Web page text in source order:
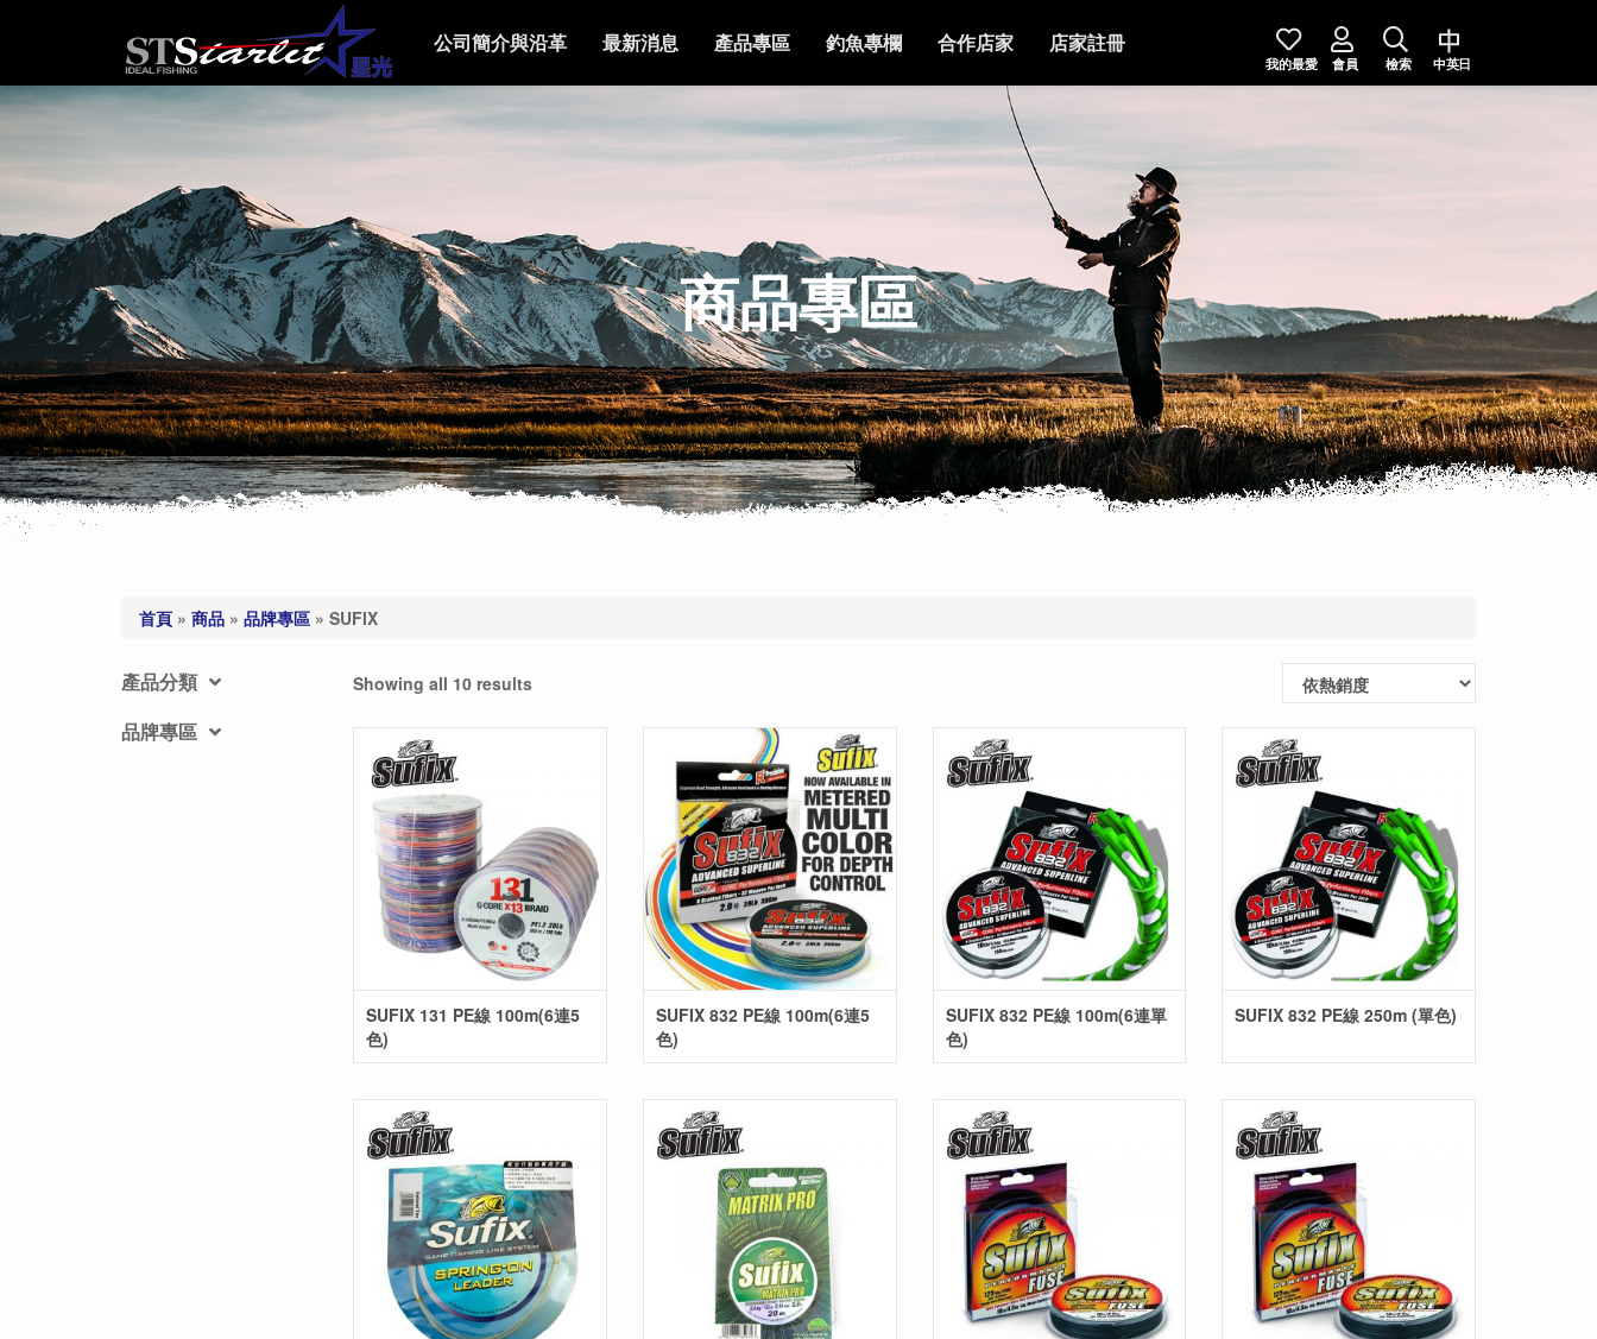
公司簡介與沿革 最新消息 產品專區 釣魚專欄 合作店家 店家註冊
我的最愛 會員 檢索 中英日
商品專區
首頁 » 商品 » 品牌專區 » SUFIX
產品分類
品牌專區
Showing all 10 results
SUFIX 131 PE線 100m(6連5
色)
SUFIX 832 PE線 100m(6連5
色)
SUFIX 832 PE線 100m(6連單
色)
SUFIX 832 PE線 250m (單色)